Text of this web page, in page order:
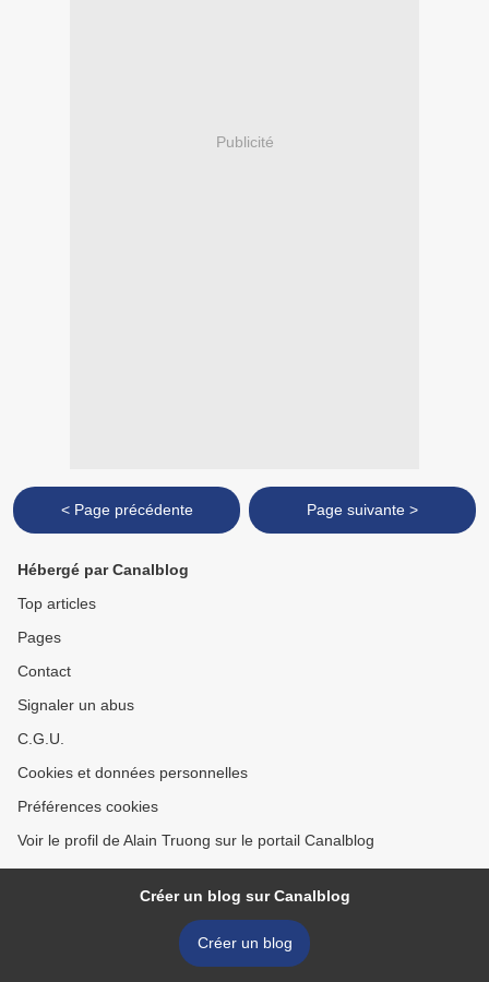
Publicité
< Page précédente Page suivante >
Hébergé par Canalblog
Top articles
Pages
Contact
Signaler un abus
C.G.U.
Cookies et données personnelles
Préférences cookies
Voir le profil de Alain Truong sur le portail Canalblog
Créer un blog sur Canalblog
Créer un blog